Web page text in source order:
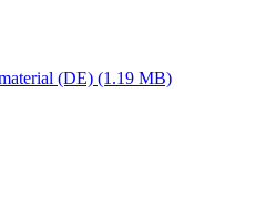
(DE) (1.19 MB)